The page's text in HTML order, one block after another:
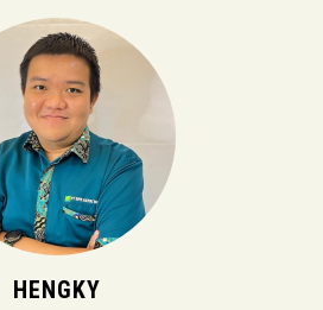
HENGKY